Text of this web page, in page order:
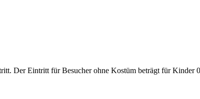
Der Eintritt für Besucher ohne Kostüm beträgt für Kinder